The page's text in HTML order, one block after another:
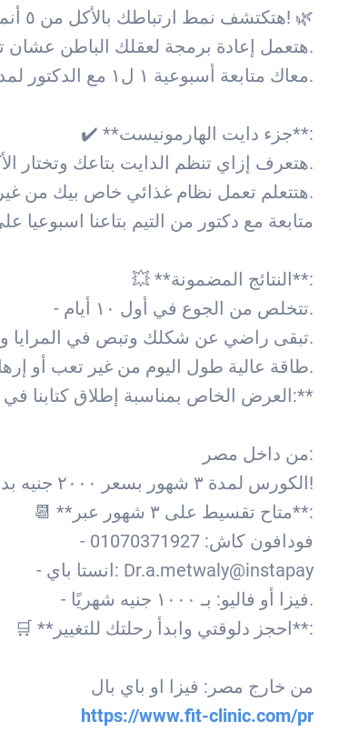
- هتكتشف نمط ارتباطك بالأكل من ٥ أنماط رئيسية وتحرر منه في أول ١٠ أيام! 🌿
- هتعمل إعادة برمجة لعقلك الباطن عشان تتخلص من الشعور بالجوع المزمن بشكل نهائي.
- معاك متابعة أسبوعية ١ ل١ مع الدكتور لمدة ٣ شهور، لضمان أنك ماشي في الاتجاه الصح.
✔️ **جزء دايت الهارمونيست**:
- هتعرف إزاي تنظم الدايت بتاعك وتختار الأكل اللي بتحبه على مدار ٣ شهور.
- هتتعلم تعمل نظام غذائي خاص بيك من غير دايت قاسي أو أدوية أو حقن.
- متابعة مع دكتور من التيم بتاعنا
💥 **النتائج المضمونة**:
- تتخلص من الجوع في أول ١٠ أيام.
- تبقى راضي عن شكلك وتبص في المرايا وانت مبسوط.
- طاقة عالية طول اليوم من غير تعب أو إرهاق.
🎉 **العرض الخاص بمناسبة إطلاق كتابنا في معرض الكتاب:**
من داخل مصر:
الكورس لمدة ٣ شهور بسعر ٢٠٠٠ جنيه بدل ٣٠٠٠ جنيه! يعني خصم ٣٠٪ لمدة ٢٤ ساعة بس!
📆 **متاح تقسيط على ٣ شهور عبر**:
- فودافون كاش: 01070371927
- انستا باي: Dr.a.metwaly@instapay
- فيزا أو فاليو: بـ ١٠٠٠ جنيه شهريًا.
🛒 **احجز دلوقتي وابدأ رحلتك للتغيير**:
من خارج مصر: فيزا او باي بال
https://www.fit-clinic.com/pr